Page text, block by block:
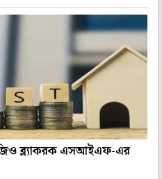
জিও ব্ল্যাকরক এসআইএফ-এর